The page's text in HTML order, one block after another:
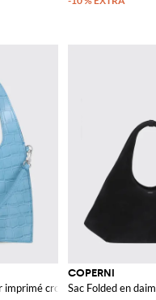
imprimé crocodile
COPERNI
Sac Folded en daim